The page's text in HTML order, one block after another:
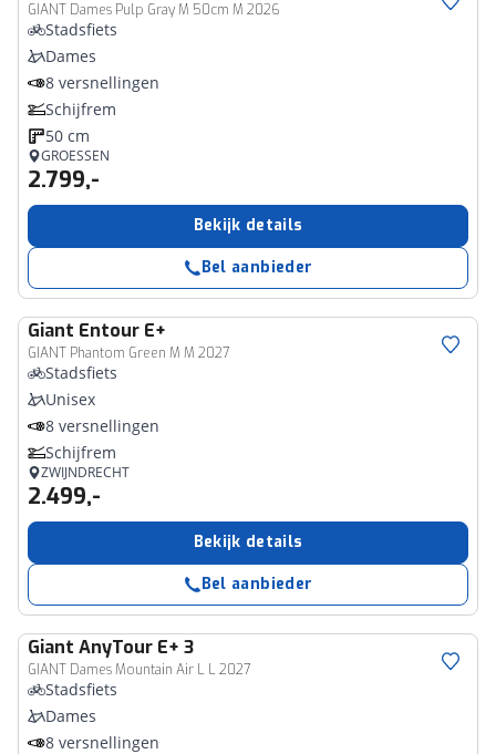
GIANT Dames Pulp Gray M 50cm M 2026
Stadsfiets
Dames
8 versnellingen
Schijfrem
50 cm
GROESSEN
2.799,-
Bekijk details
Bel aanbieder
Giant Entour E+
GIANT Phantom Green M M 2027
Stadsfiets
Unisex
8 versnellingen
Schijfrem
ZWIJNDRECHT
2.499,-
Bekijk details
Bel aanbieder
Giant AnyTour E+ 3
GIANT Dames Mountain Air L L 2027
Stadsfiets
Dames
8 versnellingen